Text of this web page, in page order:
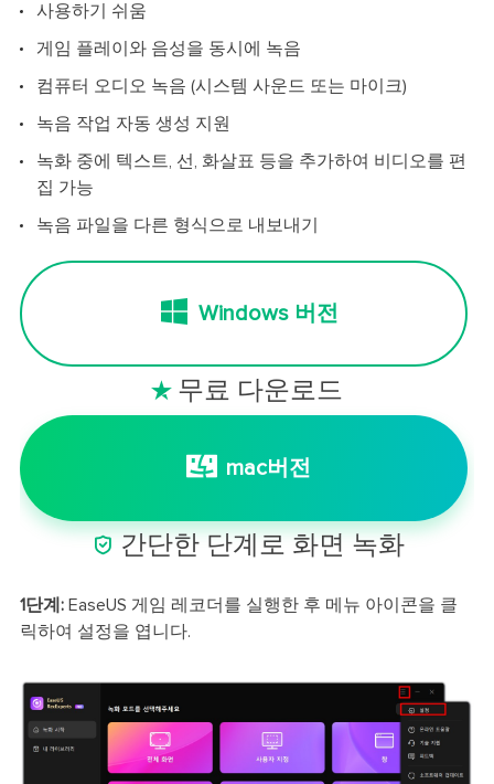
사용하기 쉬움
게임 플레이와 음성을 동시에 녹음
컴퓨터 오디오 녹음 (시스템 사운드 또는 마이크)
녹음 작업 자동 생성 지원
녹화 중에 텍스트, 선, 화살표 등을 추가하여 비디오를 편
집 가능
녹음 파일을 다른 형식으로 내보내기
Windows 버전
 무료 다운로드
mac버전
 간단한 단계로 화면 녹화
1단계: EaseUS 게임 레코더를 실행한 후 메뉴 아이콘을 클
릭하여 설정을 엽니다.